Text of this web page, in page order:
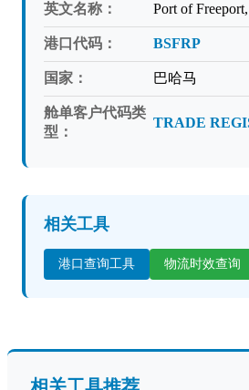
英文名称： Port of
港口代码： BSFRP
国家： 巴哈马
舱单客户代码类
型：
TRADE
相关工具
港口查询工具 物流时效查询